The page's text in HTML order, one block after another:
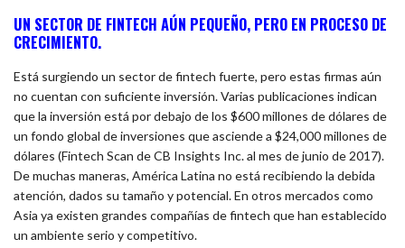
UN SECTOR DE FINTECH AÚN PEQUEÑO, PERO EN PROCESO DE
CRECIMIENTO.
Está surgiendo un sector de fintech fuerte, pero estas firmas aún
no cuentan con suficiente inversión. Varias publicaciones indican
que la inversión está por debajo de los $600 millones de dólares de
un fondo global de inversiones que asciende a $24,000 millones de
dólares (Fintech Scan de CB Insights Inc. al mes de junio de 2017).
De muchas maneras, América Latina no está recibiendo la debida
atención, dados su tamaño y potencial. En otros mercados como
Asia ya existen grandes compañías de fintech que han establecido
un ambiente serio y competitivo.